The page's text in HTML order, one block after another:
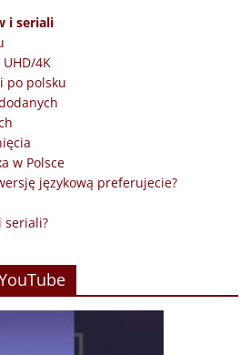
i seriali
4K
po polsku
w Polsce
językową preferujecie?
seriali?